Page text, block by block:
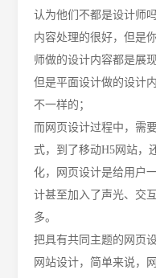
认为他们不都是设计师
内容处理的很好，但是
师做的设计内容都是展
但是平面设计做的设计
不一样的；
而网页设计过程中，需
式，到了移动H5网站，
化，网页设计是给用户
计甚至加入了声光、交
多。
把具有共同主题的网页
网站设计，简单来说，